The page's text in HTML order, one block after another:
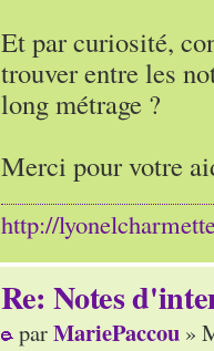
Et par curiosité,
trouver entre les
long métrage ?
Merci pour votre
http://
Re: Notes
parMariePaccou »